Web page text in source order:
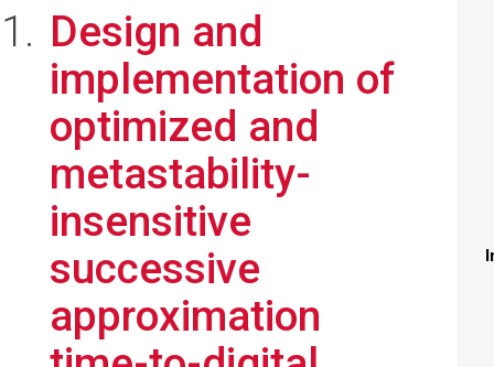
Design and
implementation of
optimized and
metastability-
insensitive
successive
approximation